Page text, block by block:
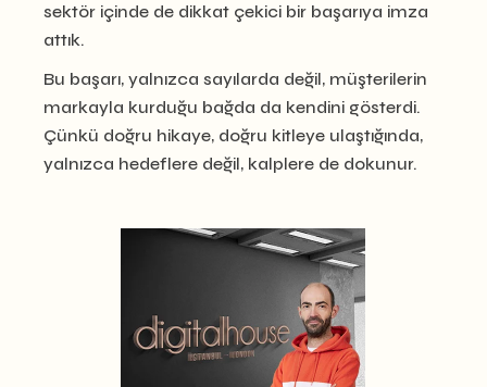
sektör içinde de dikkat çekici bir başarıya imza
attık.
Bu başarı, yalnızca sayılarda değil, müşterilerin
markayla kurduğu bağda da kendini gösterdi.
Çünkü doğru hikaye, doğru kitleye ulaştığında,
yalnızca hedeflere değil, kalplere de dokunur.